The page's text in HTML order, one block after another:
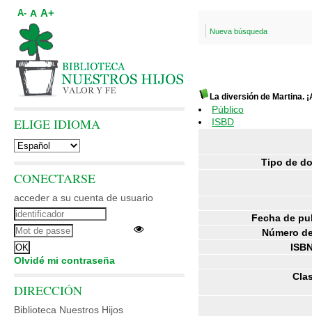
Nueva búsqueda
La diversión de Martina.
Público
ISBD
Tipo de
Fecha de
Número
A- A A+
ELIGE IDIOMA
CONECTARSE
acceder a su cuenta de usuario
Olvidé mi contraseña
DIRECCIÓN
Biblioteca Nuestros Hijos